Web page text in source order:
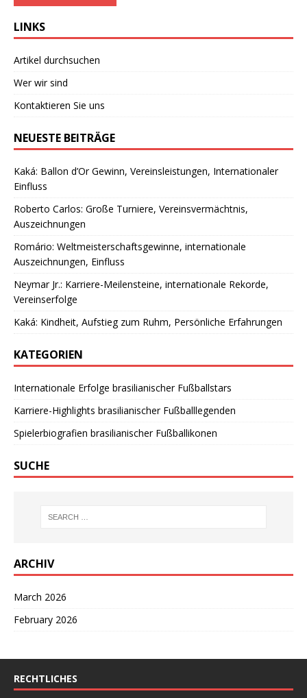
LINKS
Artikel durchsuchen
Wer wir sind
Kontaktieren Sie uns
NEUESTE BEITRÄGE
Kaká: Ballon d’Or Gewinn, Vereinsleistungen, Internationaler
Einfluss
Roberto Carlos: Große Turniere, Vereinsvermächtnis,
Auszeichnungen
Romário: Weltmeisterschaftsgewinne, internationale
Auszeichnungen, Einfluss
Neymar Jr.: Karriere-Meilensteine, internationale Rekorde,
Vereinserfolge
Kaká: Kindheit, Aufstieg zum Ruhm, Persönliche Erfahrungen
KATEGORIEN
Internationale Erfolge brasilianischer Fußballstars
Karriere-Highlights brasilianischer Fußballlegenden
Spielerbiografien brasilianischer Fußballikonen
SUCHE
ARCHIV
March 2026
February 2026
RECHTLICHES